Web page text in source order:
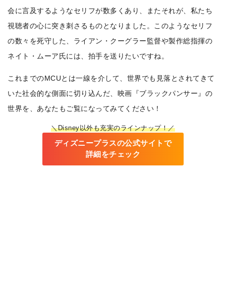
会に言及するようなセリフが数多くあり、またそれが、私たち
視聴者の心に突き刺さるものとなりました。
このようなセリフ
の数々を死守した、ライアン・クーグラー監督や製作総指揮の
ネイト・ムーア氏には、拍手を送りたいですね。
これまでのMCUとは一線を介して、世界でも見落とされてきて
いた社会的な側面に切り込んだ、映画『ブラックパンサー』の
世界を、あなたもご覧になってみてください！
＼Disney以外も充実のラインナップ！／
ディズニープラスの公式サイトで
詳細をチェック